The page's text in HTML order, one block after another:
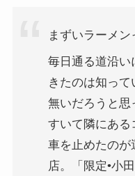
まずいラーメ
毎日通る道沿い
きたのは知っ
無いだろうと思
すいて隣にある
車を止めたのが
店。「限定•小